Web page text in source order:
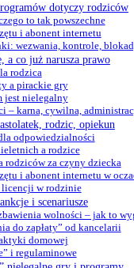
dotyczy rodziców
to tak powszechne
i abonent internetu
wezwania, kontrole,
a co już narusza prawo
rodzica
a pirackie gry
jest nielegalny
– karna, cywilna,
rodzic, opiekun
odpowiedzialności
a rodzice
rodziców za czyny dziecka
i abonent internetu w
licencji w rodzinie
i scenariusze
wolności – jak to
do zapłaty” od kancelarii
domowej
i regulaminowe